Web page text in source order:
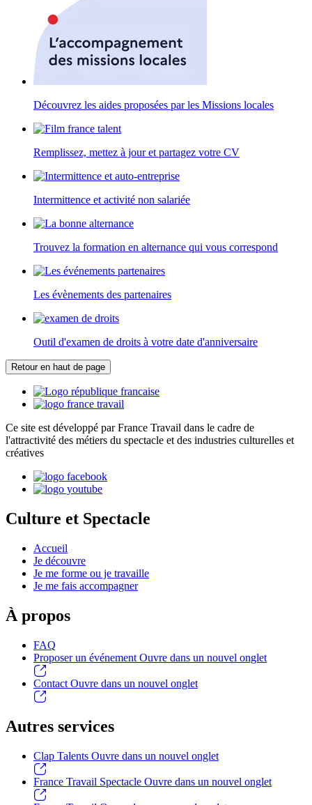
Découvrez les aides proposées par les Missions locales
Remplissez, mettez à jour et partagez votre CV
Intermittence et activité non salariée
Trouvez la formation en alternance qui vous correspond
Les évènements des partenaires
Outil d'examen de droits à votre date d'anniversaire
Retour en haut de page
Ce site est développé par France Travail dans le cadre de
l'attractivité des métiers du spectacle et des industries culturelles et
créatives
Culture et Spectacle
Accueil
Je découvre
Je me forme ou je travaille
Je me fais accompagner
À propos
FAQ
Proposer un événement Ouvre dans un nouvel onglet
Contact Ouvre dans un nouvel onglet
Autres services
Clap Talents Ouvre dans un nouvel onglet
France Travail Spectacle Ouvre dans un nouvel onglet